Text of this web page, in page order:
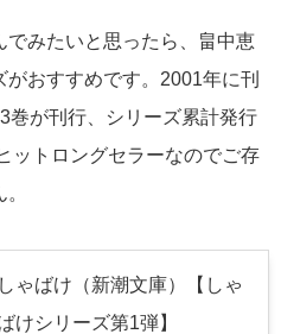
でみたいと思ったら、畠中恵
おすすめです。2001年に刊
巻が刊行、シリーズ累計発行
ットロングセラーなのでご存
しゃばけ（新潮文庫）【しゃ
けシリーズ第1弾】